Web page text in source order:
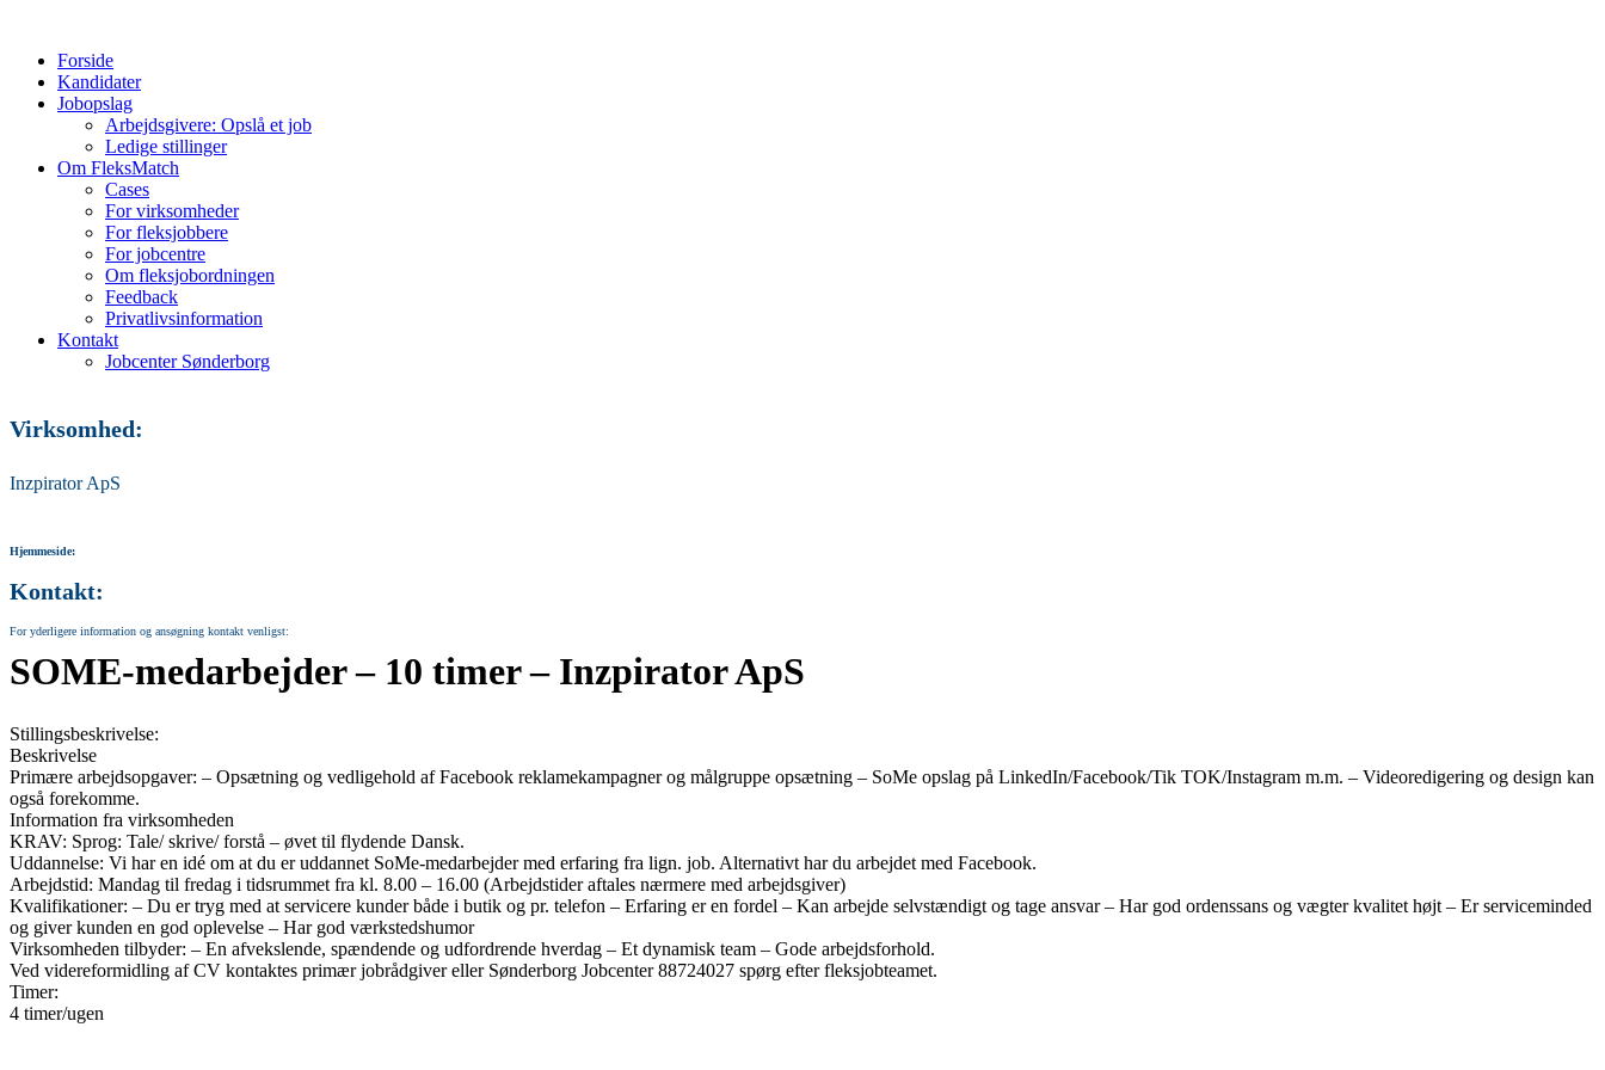
Forside
Kandidater
Jobopslag
Arbejdsgivere: Opslå et job
Ledige stillinger
Om FleksMatch
Cases
For virksomheder
For fleksjobbere
For jobcentre
Om fleksjobordningen
Feedback
Privatlivsinformation
Kontakt
Jobcenter Sønderborg
Virksomhed:
Inzpirator ApS
Hjemmeside:
Kontakt:
For yderligere information og ansøgning kontakt venligst:
SOME-medarbejder – 10 timer – Inzpirator ApS
Stillingsbeskrivelse:
Beskrivelse
Primære arbejdsopgaver: – Opsætning og vedligehold af Facebook reklamekampagner og målgruppe opsætning – SoMe opslag på LinkedIn/Facebook/Tik TOK/Instagram m.m. – Videoredigering og design kan
også forekomme.
Information fra virksomheden
KRAV: Sprog: Tale/ skrive/ forstå – øvet til flydende Dansk.
Uddannelse: Vi har en idé om at du er uddannet SoMe-medarbejder med erfaring fra lign. job. Alternativt har du arbejdet med Facebook.
Arbejdstid: Mandag til fredag i tidsrummet fra kl. 8.00 – 16.00 (Arbejdstider aftales nærmere med arbejdsgiver)
Kvalifikationer: – Du er tryg med at servicere kunder både i butik og pr. telefon – Erfaring er en fordel – Kan arbejde selvstændigt og tage ansvar – Har god ordenssans og vægter kvalitet højt – Er serviceminded
og giver kunden en god oplevelse – Har god værkstedshumor
Virksomheden tilbyder: – En afvekslende, spændende og udfordrende hverdag – Et dynamisk team – Gode arbejdsforhold.
Ved videreformidling af CV kontaktes primær jobrådgiver eller Sønderborg Jobcenter 88724027 spørg efter fleksjobteamet.
Timer:
4 timer/ugen